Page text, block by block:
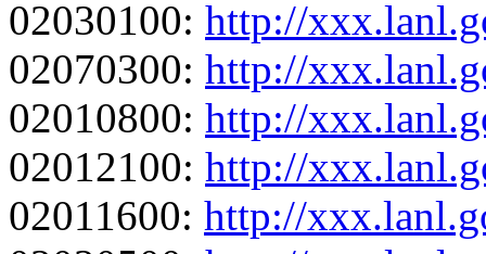
02030100: http://
02070300: http://
02010800: http://
02012100: http://
02011600: http://